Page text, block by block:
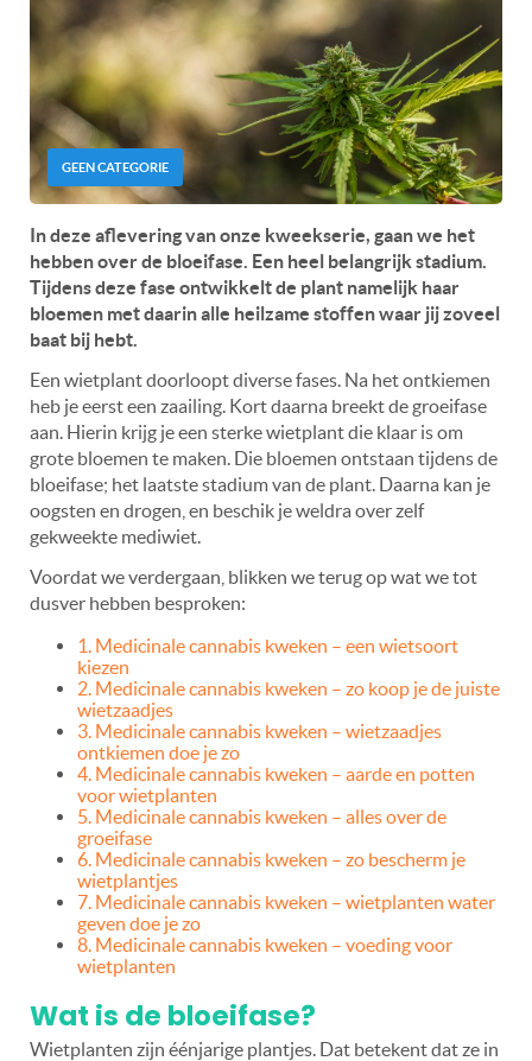
GEEN CATEGORIE
In deze aflevering van onze kweekserie, gaan we het
hebben over de bloeifase. Een heel belangrijk stadium.
Tijdens deze fase ontwikkelt de plant namelijk haar
bloemen met daarin alle heilzame stoffen waar jij zoveel
baat bij hebt.
Een wietplant doorloopt diverse fases. Na het ontkiemen
heb je eerst een zaailing. Kort daarna breekt de groeifase
aan. Hierin krijg je een sterke wietplant die klaar is om
grote bloemen te maken. Die bloemen ontstaan tijdens de
bloeifase; het laatste stadium van de plant. Daarna kan je
oogsten en drogen, en beschik je weldra over zelf
gekweekte mediwiet.
Voordat we verdergaan, blikken we terug op wat we tot
dusver hebben besproken:
1. Medicinale cannabis kweken – een wietsoort
kiezen
2. Medicinale cannabis kweken – zo koop je de juiste
wietzaadjes
3. Medicinale cannabis kweken – wietzaadjes
ontkiemen doe je zo
4. Medicinale cannabis kweken – aarde en potten
voor wietplanten
5. Medicinale cannabis kweken – alles over de
groeifase
6. Medicinale cannabis kweken – zo bescherm je
wietplantjes
7. Medicinale cannabis kweken – wietplanten water
geven doe je zo
8. Medicinale cannabis kweken – voeding voor
wietplanten
Wat is de bloeifase?
Wietplanten zijn éénjarige plantjes. Dat betekent dat ze in